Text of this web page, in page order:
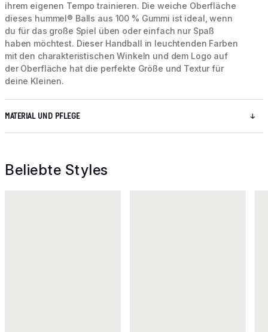
ihrem eigenen Tempo trainieren. Die weiche Oberfläche
dieses hummel® Balls aus 100 % Gummi ist ideal, wenn
du für das große Spiel üben oder einfach nur Spaß
haben möchtest. Dieser Handball in leuchtenden Farben
mit den charakteristischen Winkeln und dem Logo auf
der Oberfläche hat die perfekte Größe und Textur für
deine Kleinen.
MATERIAL UND PFLEGE
Beliebte Styles